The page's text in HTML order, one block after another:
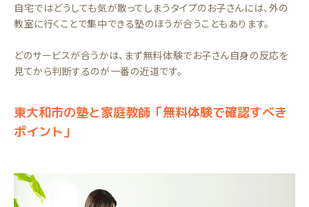
自宅ではどうしても気が散ってしまうタイプのお子さんには、外の
教室に行くことで集中できる塾のほうが合うこともあります。
どのサービスが合うかは、まず無料体験でお子さん自身の反応を
見てから判断するのが一番の近道です。
東大和市の塾と家庭教師「無料体験で確認すべき
ポイント」